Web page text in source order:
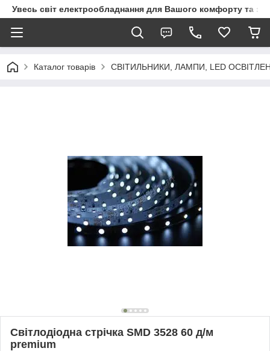
Увесь світ електрообладнання для Вашого комфорту та
Каталог товарів СВІТИЛЬНИКИ, ЛАМПИ, LED
Світлодіодна стрічка SMD 3528 60 д/м
premium